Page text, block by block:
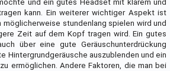
und ein gutes Headset mit klarem und
kann. Ein weiterer wichtiger Aspekt ist
stundenlang spielen wird und
Zeit auf dem Kopf tragen wird. Ein gutes
über eine gute Geräuschunterdrückung
Hintergrundgeräusche auszublenden und ein
ermöglichen. Andere Faktoren, die man bei